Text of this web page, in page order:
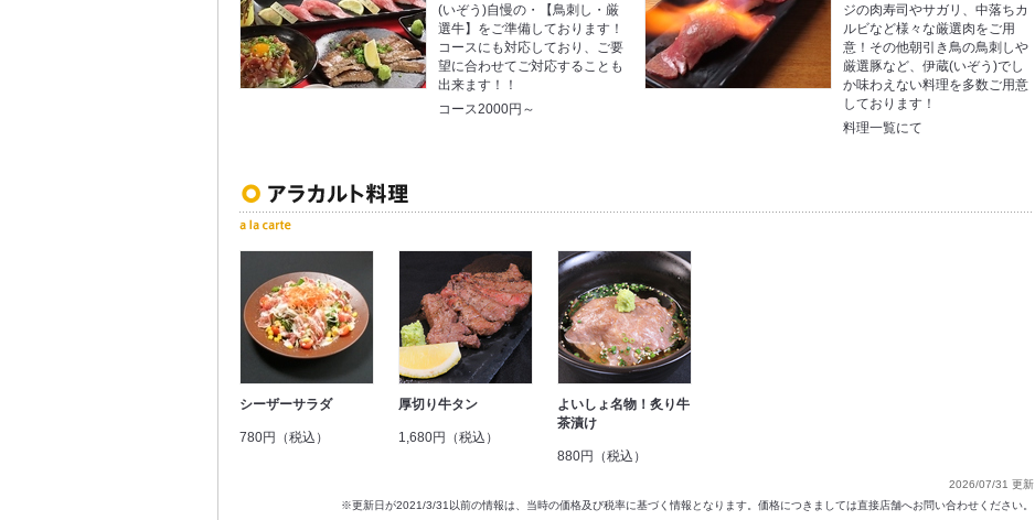
(いぞう)自慢の・【鳥刺し・厳
選牛】をご準備しております！
コースにも対応しており、ご要
望に合わせてご対応することも
出来ます！！
コース2000円～
ジの肉寿司やサガリ、中落ちカ
ルビなど様々な厳選肉をご用
意！その他朝引き鳥の鳥刺しや
厳選豚など、伊蔵(いぞう)でし
か味わえない料理を多数ご用意
しております！
料理一覧にて
シーザーサラダ
780円（税込）
厚切り牛タン
1,680円（税込）
よいしょ名物！炙り牛
茶漬け
880円（税込）
2026/07/31 更新
※更新日が2021/3/31以前の情報は、当時の価格及び税率に基づく情報となります。価格につきましては直接店舗へお問い合わせください。